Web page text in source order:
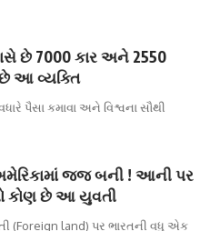
છે 7000 કાર અને 2550
છે આ વ્યક્તિ
પૈસા કમાવા અને વિશ્વના સૌથી
જજ બની ! આની પર
કોણ છે આ યુવતી
(Foreign land) પર ભારતની વધુ એક